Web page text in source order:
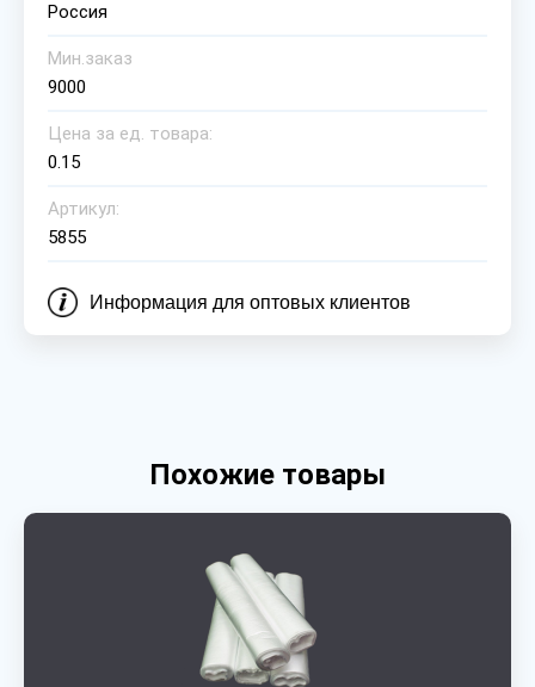
Россия
Мин.заказ
9000
Цена за ед. товара:
0.15
Артикул:
5855
Информация для оптовых клиентов
Похожие товары